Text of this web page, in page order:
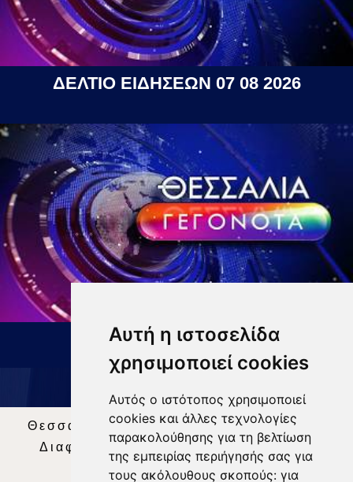
Αυτή η ιστοσελίδα
χρησιμοποιεί cookies
Αυτός ο ιστότοπος χρησιμοποιεί
cookies και άλλες τεχνολογίες
παρακολούθησης για τη βελτίωση
της εμπειρίας περιήγησής σας για
τους ακόλουθους σκοπούς: για
ΔΕΛΤΙΟ ΕΙΔΗΣΕΩΝ 07 08 2026
ΔΕΛΤΙΟ ΕΙΔΗΣΕΩΝ 9 8 26
Θεσσαλία Τηλεόραση|SNG Services
Διαφήμιση | Όροι Χρήσης |Δήλωση
Απορρήτου | Περιεχόμενο